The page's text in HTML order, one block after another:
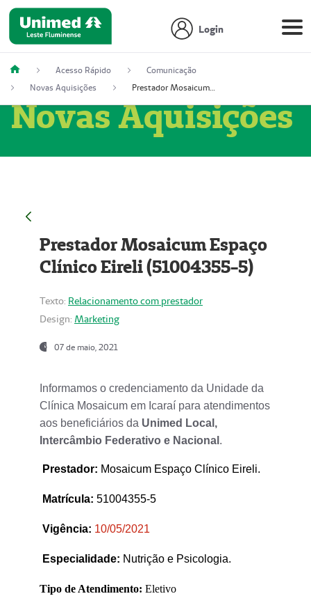
Login
Acesso Rápido
Comunicação
Novas Aquisições
Prestador Mosaicum Espaço Clínico Eireli (51004355-5)
Novas Aquisições
Prestador Mosaicum Espaço
Clínico Eireli (51004355-5)
Texto: Relacionamento com prestador
Design: Marketing
07 de maio, 2021
Informamos o credenciamento da Unidade da
Clínica Mosaicum em Icaraí para atendimentos
aos beneficiários da Unimed Local,
Intercâmbio Federativo e Nacional .
Prestador: Mosaicum Espaço Clínico Eireli.
Matrícula: 51004355-5
Vigência: 10/05/2021
Especialidade: Nutrição e Psicologia.
Tipo de Atendimento: Eletivo